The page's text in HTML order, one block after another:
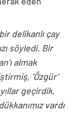
delikanlı çay
söyledi. Bir
almak
‘Özgür’
geçirdik,
vardı